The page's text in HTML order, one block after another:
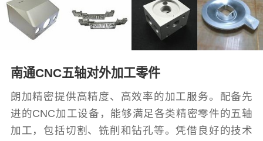
南通CNC五轴对外加工零件
朗加精密提供高精度、高效率的加工服务。配备先
进的CNC加工设备，能够满足各类精密零件的五轴
加工，包括切割、铣削和钻孔等。凭借良好的技术